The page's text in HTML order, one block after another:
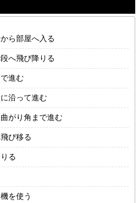
ら部屋へ入る
へ飛び降りる
進む
沿って進む
がり角まで進む
び移る
る
を使う